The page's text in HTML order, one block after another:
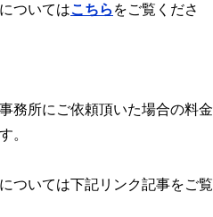
ついてはこちら をご覧くださ
務所にご依頼頂いた場合の料金
。
ついては下記リンク記事をご覧